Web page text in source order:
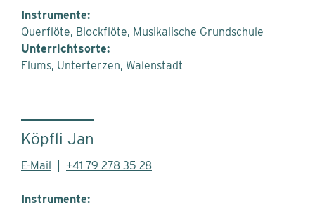
Instrumente:
Querflöte, Blockflöte, Musikalische Grundschule
Unterrichtsorte:
Flums Unterterzen Walenstadt
Köpfli Jan
E-Mail +41 79 278 35 28
Instrumente: